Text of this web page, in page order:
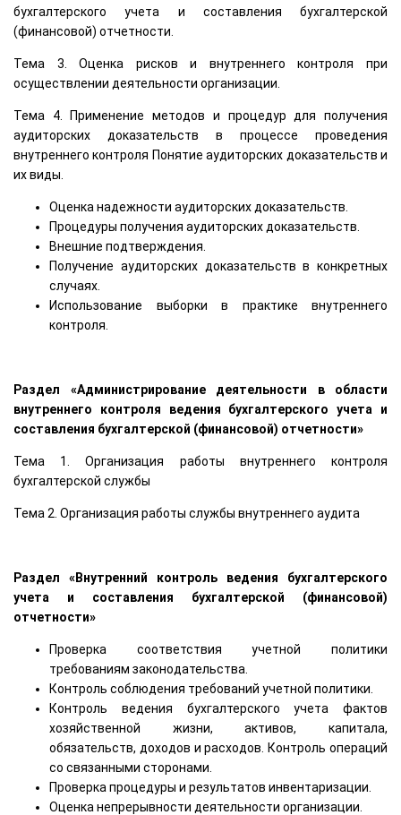
бухгалтерского учета и составления бухгалтерской
(финансовой) отчетности.
Тема 3. Оценка рисков и внутреннего контроля при
осуществлении деятельности организации.
Тема 4. Применение методов и процедур для получения
аудиторских доказательств в процессе проведения
внутреннего контроля Понятие аудиторских доказательств и
их виды.
Оценка надежности аудиторских доказательств.
Процедуры получения аудиторских доказательств.
Внешние подтверждения.
Получение аудиторских доказательств в конкретных
случаях.
Использование выборки в практике внутреннего
контроля.
Раздел «Администрирование деятельности в области
внутреннего контроля ведения бухгалтерского учета и
составления бухгалтерской (финансовой) отчетности»
Тема 1. Организация работы внутреннего контроля
бухгалтерской службы
Тема 2. Организация работы службы внутреннего аудита
Раздел «Внутренний контроль ведения бухгалтерского
учета и составления бухгалтерской (финансовой)
отчетности»
Проверка соответствия учетной политики
требованиям законодательства.
Контроль соблюдения требований учетной политики.
Контроль ведения бухгалтерского учета фактов
хозяйственной жизни, активов, капитала,
обязательств, доходов и расходов. Контроль операций
со связанными сторонами.
Проверка процедуры и результатов инвентаризации.
Оценка непрерывности деятельности организации.